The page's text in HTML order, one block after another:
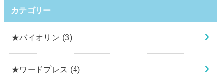
カテゴリー
★バイオリン (3)
★ワードプレス (4)